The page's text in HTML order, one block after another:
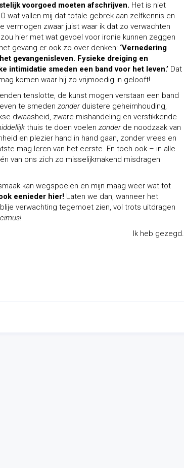
voorgoed moeten afschrijven. Het is niet
wat vallen mij dat totale gebrek aan zelfkennis en
vermogen zwaar juist waar ik dat zo verwachten
hier met wat gevoel voor ironie kunnen zeggen
gevang er ook zo over denken: ‘Vernedering
gevangenisleven. Fysieke dreiging en
intimidatie smeden een band voor het leven.’ Dat
komen waar hij zo vrijmoedig in gelooft!
tenslotte, de kunst mogen verstaan een band
te smeden zonderduistere geheimhouding,
dwaasheid, zware mishandeling en verstikkende
thuis te doen voelen zonderde noodzaak van
en plezier hand in hand gaan, zonder vrees en
mag leren van het eerste. En toch ook – in alle
van ons zich zo misselijkmakend misdragen
kan wegspoelen en mijn maag weer wat tot
eenieder hier! Laten we dan, wanneer het
verwachting tegemoet zien, vol trots uitdragen
Ik heb gezegd.